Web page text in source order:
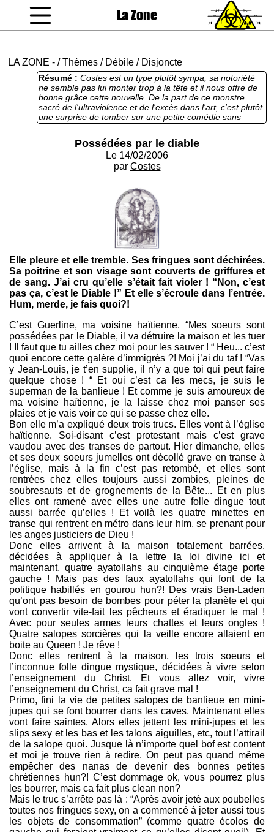
La Zone
LA ZONE - /Thèmes / Débile / Disjoncte
Résumé : Costes est un type plutôt sympa, sa notoriété
ne semble pas lui monter trop à la tête et il nous offre de
bonne grâce cette nouvelle. De la part de ce monstre
sacré de l'ultraviolence et de l'excès dans l'art, c'est plutôt
une surprise de tomber sur une petite comédie sans
prétention, très amusante. Malgré la longueur ça se lit tout
seul, c'est drôle et ça révolutionne rien, mais on passe un
bon moment.Possédées par le diable
Le 14/02/2006
par Costes
Elle pleure et elle tremble. Ses fringues sont déchirées.
Sa poitrine et son visage sont couverts de griffures et
de sang. J’ai cru qu’elle s’était fait violer ! “Non, c’est
pas ça, c’est le Diable !” Et elle s’écroule dans l’entrée.
Hum, merde, je fais quoi?!
C’est Guerline, ma voisine haïtienne. “Mes soeurs sont
possédées par le Diable, il va détruire la maison et les tuer
! Il faut que tu ailles chez moi pour les sauver ! “ Heu... c’est
quoi encore cette galère d’immigrés ?! Moi j’ai du taf ! “Vas
y Jean-Louis, je t’en supplie, il n’y a que toi qui peut faire
quelque chose ! “ Et oui c’est ca les mecs, je suis le
superman de la banlieue ! Et comme je suis amoureux de
ma voisine haïtienne, je la laisse chez moi panser ses
plaies et je vais voir ce qui se passe chez elle.
Bon elle m’a expliqué deux trois trucs. Elles vont à l’église
haïtienne. Soi-disant c’est protestant mais c’est grave
vaudou avec des transes de partout. Hier dimanche, elles
et ses deux soeurs jumelles ont décollé grave en transe à
l’église, mais à la fin c’est pas retombé, et elles sont
rentrées chez elles toujours aussi zombies, pleines de
soubresauts et de grognements de la Bête... Et en plus
elles ont ramené avec elles une autre folle dingue tout
aussi barrée qu’elles ! Et voilà les quatre minettes en
transe qui rentrent en métro dans leur hlm, se prenant pour
les anges justiciers de Dieu !
Donc elles arrivent à la maison totalement barrées,
décidées à appliquer à la lettre la loi divine ici et
maintenant, quatre ayatollahs au cinquième étage porte
gauche ! Mais pas des faux ayatollahs qui font de la
politique habillés en gourou hun?! Des vrais Ben-Laden
qu’ont pas besoin de bombes pour péter la planète et qui
vont convertir vite-fait les pêcheurs et éradiquer le mal !
Avec pour seules armes leurs chattes et leurs ongles !
Quatre salopes sorcières qui la veille encore allaient en
boite au Queen ! Je rêve !
Donc elles rentrent à la maison, les trois soeurs et
l’inconnue folle dingue mystique, décidées à vivre selon
l’enseignement du Christ. Et vous allez voir, vivre
l’enseignement du Christ, ca fait grave mal !
Primo, fini la vie de petites salopes de banlieue en mini-
jupes qui se font bourrer dans les caves. Maintenant elles
vont faire saintes. Alors elles jettent les mini-jupes et les
slips sexy et les bas et les talons aiguilles, etc, tout l’attirail
de la salope quoi. Jusque là n’importe quel bof est content
et moi je trouve rien à redire. On peut pas quand même
empêcher des nanas de devenir des bonnes petites
chrétiennes hun?! C’est dommage ok, vous pourrez plus
les bourrer, mais ca fait plus clean non?
Mais le truc s’arrête pas là : “Après avoir jeté aux poubelles
toutes nos fringues sexy, on a commencé à jeter aussi tous
les objets de consommation” (comme quatre écolos de